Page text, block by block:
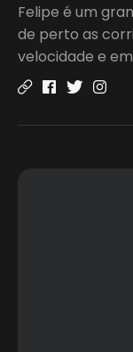
Felipe é um
de perto as
velocidade e